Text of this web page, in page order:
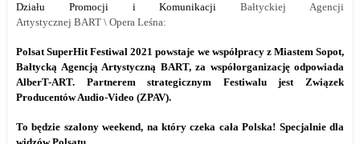
Działu Promocji i KomunikacjiBałtyckiej Agencji
Artystycznej BART \ Opera Leśna:
Polsat SuperHit Festiwal 2021 powstaje we współpracy z Miastem Sopot,
Bałtycką Agencją Artystyczną BART, za współorganizację odpowiada
AlberT-ART. Partnerem strategicznym Festiwalu jest Związek
Producentów Audio-Video (ZPAV).
To będzie szalony weekend, na który czeka cała Polska! Specjalnie dla